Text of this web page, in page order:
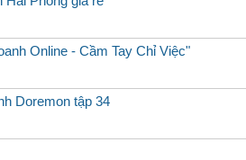
Online - Cầm Tay Chỉ Việc"
Doremon tập 34